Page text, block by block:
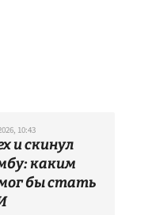
10:43
и скинул
каким
бы стать